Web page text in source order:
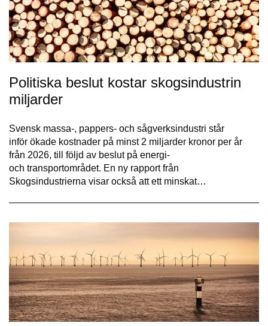
Politiska beslut kostar skogsindustrin
miljarder
Svensk massa-, pappers- och sågverksindustri står
inför ökade kostnader på minst 2 miljarder kronor per år
från 2026, till följd av beslut på energi-
och transportområdet. En ny rapport från
Skogsindustrierna visar också att ett minskat…